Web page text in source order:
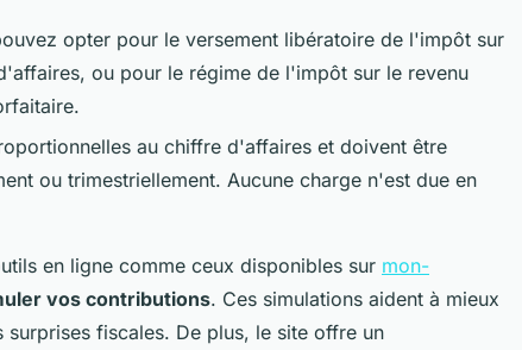
opter pour le versement libératoire de l'impôt sur
ou pour le régime de l'impôt sur le revenu
au chiffre d'affaires et doivent être
ou trimestriellement. Aucune charge n'est due en
en ligne comme ceux disponibles sur mon-
vos contributions. Ces simulations aident à mieux
fiscales. De plus, le site offre un